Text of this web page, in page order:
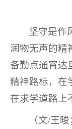
坚守是作
润物无声的精
备勤点通宵达
精神路标，在
在求学道路上
（文/王